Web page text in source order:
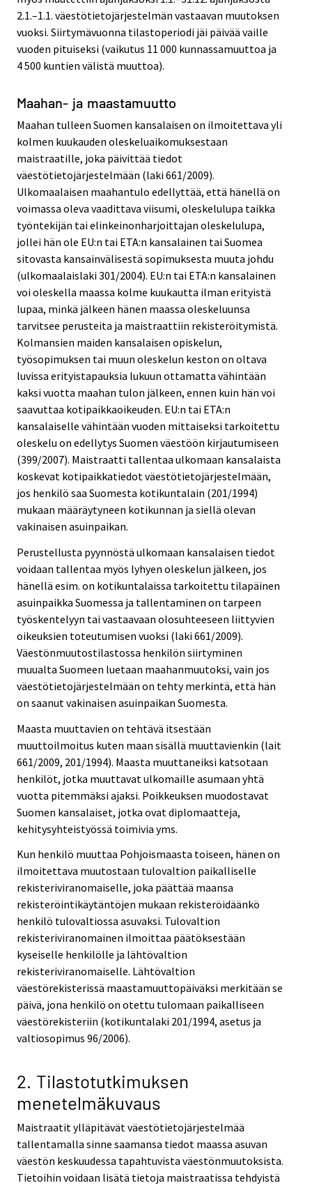
2.1.–1.1. väestötietojärjestelmän vastaavan muutoksen
vuoksi. Siirtymävuonna tilastoperiodi jäi päivää vaille
vuoden pituiseksi (vaikutus 11 000 kunnassamuuttoa ja
4 500 kuntien välistä muuttoa).
Maahan- ja maastamuutto
Maahan tulleen Suomen kansalaisen on ilmoitettava yli
kolmen kuukauden oleskeluaikomuksestaan
maistraatille, joka päivittää tiedot
väestötietojärjestelmään (laki 661/2009).
Ulkomaalaisen maahantulo edellyttää, että hänellä on
voimassa oleva vaadittava viisumi, oleskelulupa taikka
työntekijän tai elinkeinonharjoittajan oleskelulupa,
jollei hän ole EU:n tai ETA:n kansalainen tai Suomea
sitovasta kansainvälisestä sopimuksesta muuta johdu
(ulkomaalaislaki 301/2004). EU:n tai ETA:n kansalainen
voi oleskella maassa kolme kuukautta ilman erityistä
lupaa, minkä jälkeen hänen maassa oleskeluunsa
tarvitsee perusteita ja maistraattiin rekisteröitymistä.
Kolmansien maiden kansalaisen opiskelun,
työsopimuksen tai muun oleskelun keston on oltava
luvissa erityistapauksia lukuun ottamatta vähintään
kaksi vuotta maahan tulon jälkeen, ennen kuin hän voi
saavuttaa kotipaikkaoikeuden. EU:n tai ETA:n
kansalaiselle vähintään vuoden mittaiseksi tarkoitettu
oleskelu on edellytys Suomen väestöön kirjautumiseen
(399/2007). Maistraatti tallentaa ulkomaan kansalaista
koskevat kotipaikkatiedot väestötietojärjestelmään,
jos henkilö saa Suomesta kotikuntalain (201/1994)
mukaan määräytyneen kotikunnan ja siellä olevan
vakinaisen asuinpaikan.
Perustellusta pyynnöstä ulkomaan kansalaisen tiedot
voidaan tallentaa myös lyhyen oleskelun jälkeen, jos
hänellä esim. on kotikuntalaissa tarkoitettu tilapäinen
asuinpaikka Suomessa ja tallentaminen on tarpeen
työskentelyyn tai vastaavaan olosuhteeseen liittyvien
oikeuksien toteutumisen vuoksi (laki 661/2009).
Väestönmuutostilastossa henkilön siirtyminen
muualta Suomeen luetaan maahanmuutoksi, vain jos
väestötietojärjestelmään on tehty merkintä, että hän
on saanut vakinaisen asuinpaikan Suomesta.
Maasta muuttavien on tehtävä itsestään
muuttoilmoitus kuten maan sisällä muuttavienkin (lait
661/2009, 201/1994). Maasta muuttaneiksi katsotaan
henkilöt, jotka muuttavat ulkomaille asumaan yhtä
vuotta pitemmäksi ajaksi. Poikkeuksen muodostavat
Suomen kansalaiset, jotka ovat diplomaatteja,
kehitysyhteistyössä toimivia yms.
Kun henkilö muuttaa Pohjoismaasta toiseen, hänen on
ilmoitettava muutostaan tulovaltion paikalliselle
rekisteriviranomaiselle, joka päättää maansa
rekisteröintikäytäntöjen mukaan rekisteröidäänkö
henkilö tulovaltiossa asuvaksi. Tulovaltion
rekisteriviranomainen ilmoittaa päätöksestään
kyseiselle henkilölle ja lähtövaltion
rekisteriviranomaiselle. Lähtövaltion
väestörekisterissä maastamuuttopäiväksi merkitään se
päivä, jona henkilö on otettu tulomaan paikalliseen
väestörekisteriin (kotikuntalaki 201/1994, asetus ja
valtiosopimus 96/2006).
2. Tilastotutkimuksen
menetelmäkuvaus
Maistraatit ylläpitävät väestötietojärjestelmää
tallentamalla sinne saamansa tiedot maassa asuvan
väestön keskuudessa tapahtuvista väestönmuutoksista.
Tietoihin voidaan lisätä tietoja maistraatissa tehdyistä